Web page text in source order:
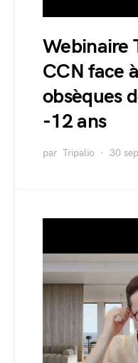
Webinaire
CCN face
obsèques
-12 ans
par Tripalio 30